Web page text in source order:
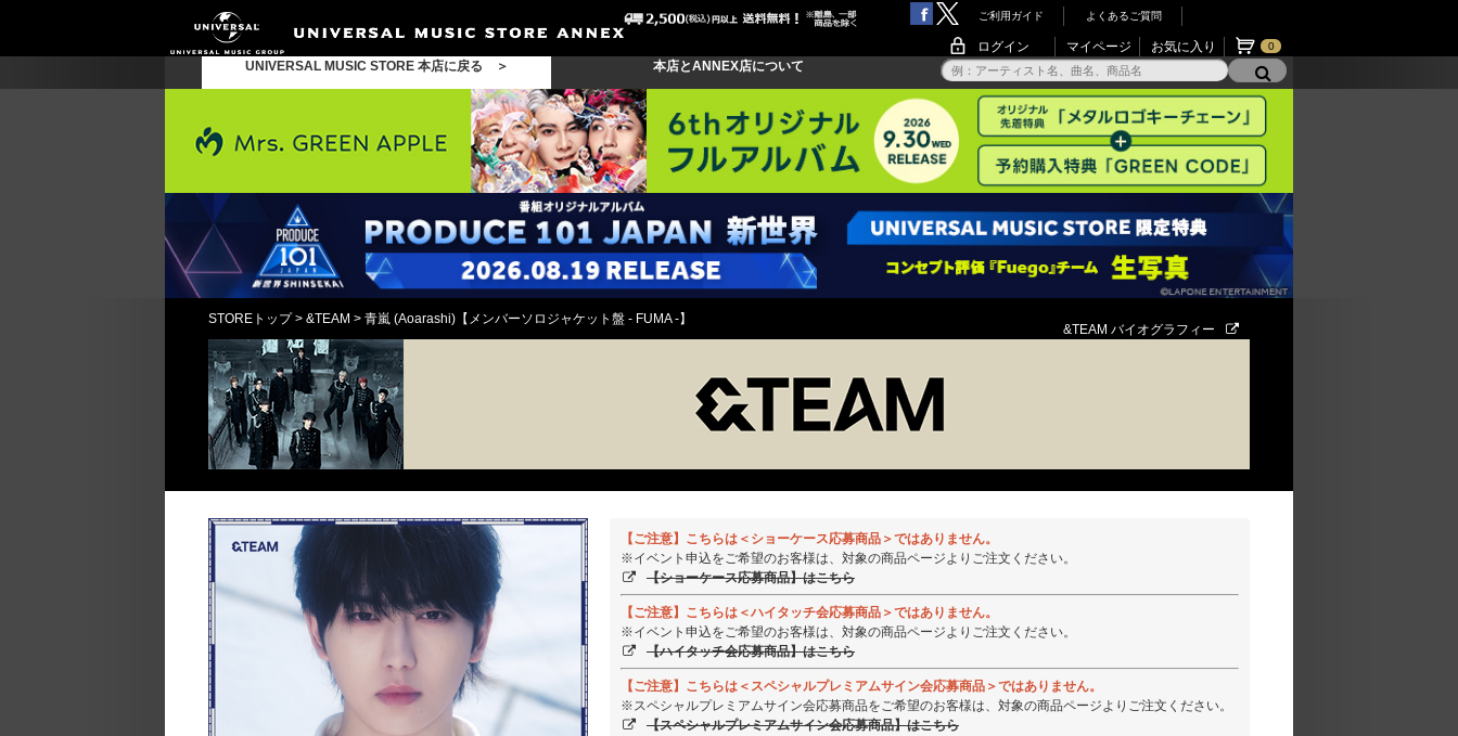
ご利用ガイド よくあるご質問
ログイン マイページ お気に入り 0
UNIVERSAL MUSIC STORE 本店に戻る ＞ 本店とANNEX店について
STOREトップ> &TEAM > 青嵐 (Aoarashi)【メンバーソロジャケット盤 - FUMA -】
&TEAM バイオグラフィー
【ご注意】こちらは＜ショーケース応募商品＞ではありません。
※イベント申込をご希望のお客様は、対象の商品ページよりご注文ください。
【ショーケース応募商品】はこちら
【ご注意】こちらは＜ハイタッチ会応募商品＞ではありません。
※イベント申込をご希望のお客様は、対象の商品ページよりご注文ください。
【ハイタッチ会応募商品】はこちら
【ご注意】こちらは＜スペシャルプレミアムサイン会応募商品＞ではありません。
※スペシャルプレミアムサイン会応募商品をご希望のお客様は、対象の商品ページよりご注文ください。
【スペシャルプレミアムサイン会応募商品】はこちら